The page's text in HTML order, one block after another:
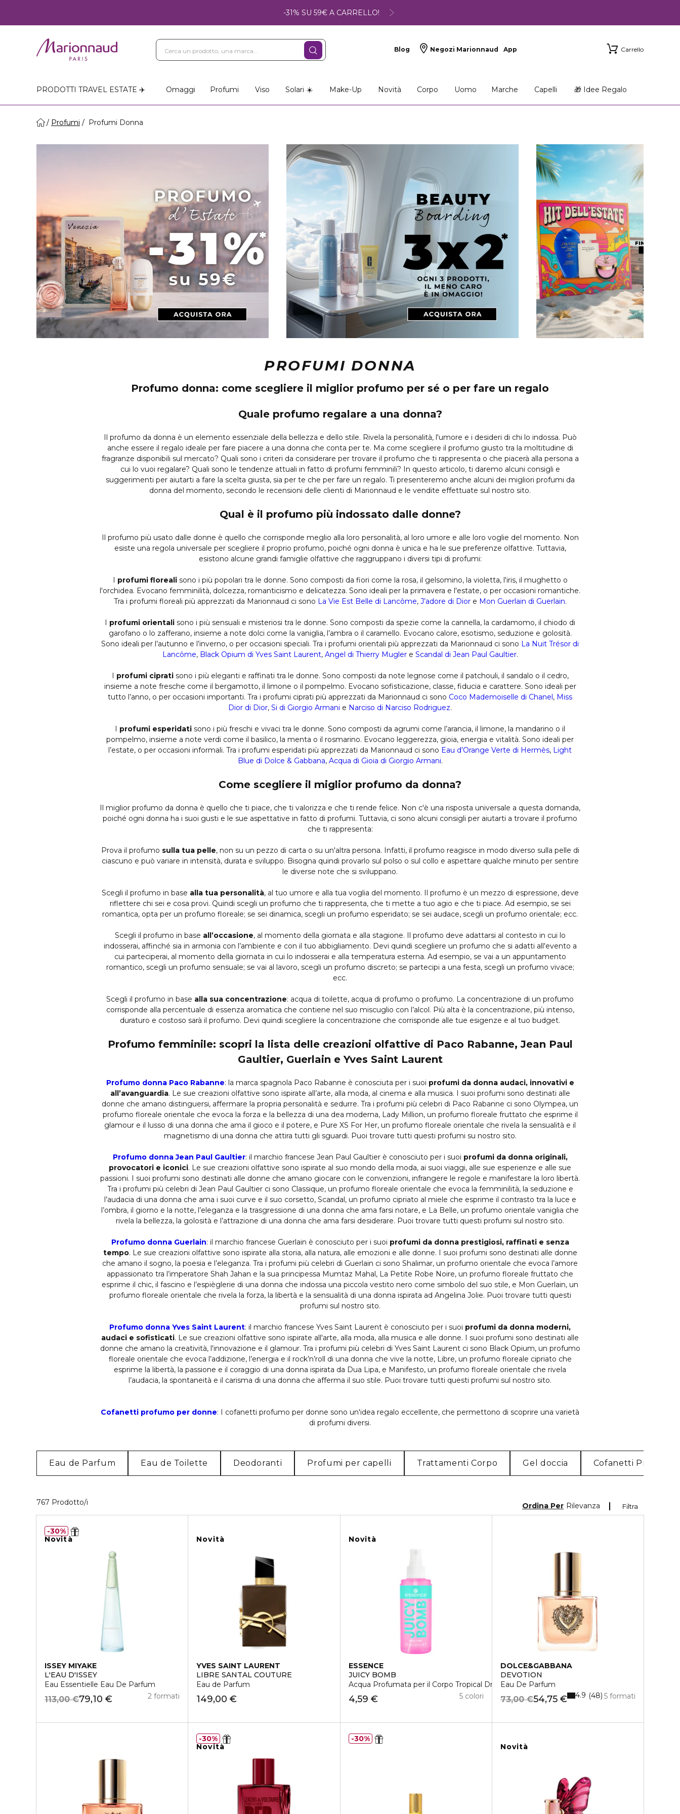
-31% SU 59€ A CARRELLO!
Blog Negozi Marionnaud App Carrello
PRODOTTI TRAVEL ESTATE ✈️
Omaggi Profumi Viso Solari ☀️ Make-Up Novità Corpo Uomo Marche Capelli 🎁 Idee Regalo
Profumi Profumi Donna
PROFUMI DONNA
Profumo donna: come scegliere il miglior profumo per sé o per fare un regalo
Quale profumo regalare a una donna?
Il profumo da donna è un elemento essenziale della bellezza e dello stile. Rivela la personalità, l'umore e i desideri di chi lo indossa. Può
anche essere il regalo ideale per fare piacere a una donna che conta per te. Ma come scegliere il profumo giusto tra la moltitudine di
fragranze disponibili sul mercato? Quali sono i criteri da considerare per trovare il profumo che ti rappresenta o che piacerà alla persona a
cui lo vuoi regalare? Quali sono le tendenze attuali in fatto di profumi femminili? In questo articolo, ti daremo alcuni consigli e
suggerimenti per aiutarti a fare la scelta giusta, sia per te che per fare un regalo. Ti presenteremo anche alcuni dei migliori profumi da
donna del momento, secondo le recensioni delle clienti di Marionnaud e le vendite effettuate sul nostro sito.
Qual è il profumo più indossato dalle donne?
Il profumo più usato dalle donne è quello che corrisponde meglio alla loro personalità, al loro umore e alle loro voglie del momento. Non
esiste una regola universale per scegliere il proprio profumo, poiché ogni donna è unica e ha le sue preferenze olfattive. Tuttavia,
esistono alcune grandi famiglie olfattive che raggruppano i diversi tipi di profumi:
I profumi florealisono i più popolari tra le donne. Sono composti da fiori come la rosa, il gelsomino, la violetta, l'iris, il mughetto o
l'orchidea. Evocano femminilità, dolcezza, romanticismo e delicatezza. Sono ideali per la primavera e l'estate, o per occasioni romantiche.
Tra i profumi floreali più apprezzati da Marionnaud ci sono La Vie Est Belle di Lancôme, J’adore di Diore Mon Guerlain di Guerlain.
I profumi orientali sono i più sensuali e misteriosi tra le donne. Sono composti da spezie come la cannella, la cardamomo, il chiodo di
garofano o lo zafferano, insieme a note dolci come la vaniglia, l’ambra o il caramello. Evocano calore, esotismo, seduzione e golosità.
Sono ideali per l’autunno e l’inverno, o per occasioni speciali. Tra i profumi orientali più apprezzati da Marionnaud ci sono La Nuit Trésor di
Lancôme, Black Opium di Yves Saint Laurent, Angel di Thierry Muglere Scandal di Jean Paul Gaultier.
I profumi cipratisono i più eleganti e raffinati tra le donne. Sono composti da note legnose come il patchouli, il sandalo o il cedro,
insieme a note fresche come il bergamotto, il limone o il pompelmo. Evocano sofisticazione, classe, fiducia e carattere. Sono ideali per
tutto l’anno, o per occasioni importanti. Tra i profumi ciprati più apprezzati da Marionnaud ci sono Coco Mademoiselle di Chanel, Miss
Dior di Dior, Si di Giorgio Armani e Narciso di Narciso Rodriguez.
I profumi esperidati sono i più freschi e vivaci tra le donne. Sono composti da agrumi come l’arancia, il limone, la mandarino o il
pompelmo, insieme a note verdi come il basilico, la menta o il rosmarino. Evocano leggerezza, gioia, energia e vitalità. Sono ideali per
l’estate, o per occasioni informali. Tra i profumi esperidati più apprezzati da Marionnaud ci sono Eau d’Orange Verte di Hermès, Light
Blue di Dolce & Gabbana, Acqua di Gioia di Giorgio Armani.
Come scegliere il miglior profumo da donna?
Il miglior profumo da donna è quello che ti piace, che ti valorizza e che ti rende felice. Non c'è una risposta universale a questa domanda,
poiché ogni donna ha i suoi gusti e le sue aspettative in fatto di profumi. Tuttavia, ci sono alcuni consigli per aiutarti a trovare il profumo
che ti rappresenta:
Prova il profumo sulla tua pelle, non su un pezzo di carta o su un'altra persona. Infatti, il profumo reagisce in modo diverso sulla pelle di
ciascuno e può variare in intensità, durata e sviluppo. Bisogna quindi provarlo sul polso o sul collo e aspettare qualche minuto per sentire
le diverse note che si sviluppano.
Scegli il profumo in base alla tua personalità, al tuo umore e alla tua voglia del momento. Il profumo è un mezzo di espressione, deve
riflettere chi sei e cosa provi. Quindi scegli un profumo che ti rappresenta, che ti mette a tuo agio e che ti piace. Ad esempio, se sei
romantica, opta per un profumo floreale; se sei dinamica, scegli un profumo esperidato; se sei audace, scegli un profumo orientale; ecc.
Scegli il profumo in base all’occasione, al momento della giornata e alla stagione. Il profumo deve adattarsi al contesto in cui lo
indosserai, affinché sia in armonia con l’ambiente e con il tuo abbigliamento. Devi quindi scegliere un profumo che si adatti all'evento a
cui parteciperai, al momento della giornata in cui lo indosserai e alla temperatura esterna. Ad esempio, se vai a un appuntamento
romantico, scegli un profumo sensuale; se vai al lavoro, scegli un profumo discreto; se partecipi a una festa, scegli un profumo vivace;
ecc.
Scegli il profumo in base alla sua concentrazione: acqua di toilette, acqua di profumo o profumo. La concentrazione di un profumo
corrisponde alla percentuale di essenza aromatica che contiene nel suo miscuglio con l’alcol. Più alta è la concentrazione, più intenso,
duraturo e costoso sarà il profumo. Devi quindi scegliere la concentrazione che corrisponde alle tue esigenze e al tuo budget.
Profumo femminile: scopri la lista delle creazioni olfattive di Paco Rabanne, Jean Paul
Gaultier, Guerlain e Yves Saint Laurent
Profumo donna Paco Rabanne: la marca spagnola Paco Rabanne è conosciuta per i suoi profumi da donna audaci, innovativi e
all’avanguardia. Le sue creazioni olfattive sono ispirate all’arte, alla moda, al cinema e alla musica. I suoi profumi sono destinati alle
donne che amano distinguersi, affermare la propria personalità e sedurre. Tra i profumi più celebri di Paco Rabanne ci sono Olympea, un
profumo floreale orientale che evoca la forza e la bellezza di una dea moderna, Lady Million, un profumo floreale fruttato che esprime il
glamour e il lusso di una donna che ama il gioco e il potere, e Pure XS For Her, un profumo floreale orientale che rivela la sensualità e il
magnetismo di una donna che attira tutti gli sguardi. Puoi trovare tutti questi profumi su nostro sito.
Profumo donna Jean Paul Gaultier: il marchio francese Jean Paul Gaultier è conosciuto per i suoi profumi da donna originali,
provocatori e iconici. Le sue creazioni olfattive sono ispirate al suo mondo della moda, ai suoi viaggi, alle sue esperienze e alle sue
passioni. I suoi profumi sono destinati alle donne che amano giocare con le convenzioni, infrangere le regole e manifestare la loro libertà.
Tra i profumi più celebri di Jean Paul Gaultier ci sono Classique, un profumo floreale orientale che evoca la femminilità, la seduzione e
l’audacia di una donna che ama i suoi curve e il suo corsetto, Scandal, un profumo cipriato al miele che esprime il contrasto tra la luce e
l’ombra, il giorno e la notte, l’eleganza e la trasgressione di una donna che ama farsi notare, e La Belle, un profumo orientale vaniglia che
rivela la bellezza, la golosità e l’attrazione di una donna che ama farsi desiderare. Puoi trovare tutti questi profumi sul nostro sito.
Profumo donna Guerlain: il marchio francese Guerlain è conosciuto per i suoi profumi da donna prestigiosi, raffinati e senza
tempo. Le sue creazioni olfattive sono ispirate alla storia, alla natura, alle emozioni e alle donne. I suoi profumi sono destinati alle donne
che amano il sogno, la poesia e l’eleganza. Tra i profumi più celebri di Guerlain ci sono Shalimar, un profumo orientale che evoca l’amore
appassionato tra l’imperatore Shah Jahan e la sua principessa Mumtaz Mahal, La Petite Robe Noire, un profumo floreale fruttato che
esprime il chic, il fascino e l’espièglerie di una donna che indossa una piccola vestito nero come simbolo del suo stile, e Mon Guerlain, un
profumo floreale orientale che rivela la forza, la libertà e la sensualità di una donna ispirata ad Angelina Jolie. Puoi trovare tutti questi
profumi sul nostro sito.
Profumo donna Yves Saint Laurent: il marchio francese Yves Saint Laurent è conosciuto per i suoi profumi da donna moderni,
audaci e sofisticati. Le sue creazioni olfattive sono ispirate all'arte, alla moda, alla musica e alle donne. I suoi profumi sono destinati alle
donne che amano la creatività, l'innovazione e il glamour. Tra i profumi più celebri di Yves Saint Laurent ci sono Black Opium, un profumo
floreale orientale che evoca l’addizione, l’energia e il rock’n’roll di una donna che vive la notte, Libre, un profumo floreale cipriato che
esprime la libertà, la passione e il coraggio di una donna ispirata da Dua Lipa, e Manifesto, un profumo floreale orientale che rivela
l’audacia, la spontaneità e il carisma di una donna che afferma il suo stile. Puoi trovare tutti questi profumi sul nostro sito.
Cofanetti profumo per donne: I cofanetti profumo per donne sono un'idea regalo eccellente, che permettono di scoprire una varietà
di profumi diversi.
Eau de Parfum Eau de Toilette Deodoranti Profumi per capelli Trattamenti Corpo Gel doccia Cofanetti Profumi
767 Prodotto/i Filtra
Ordina Per Rilevanza
Novità
ISSEY MIYAKE
L'EAU D'ISSEY
Eau Essentielle Eau De Parfum
79,10 €
113,00 € 2 formati
30%
Novità
YVES SAINT LAURENT
LIBRE SANTAL COUTURE
Eau de Parfum
149,00 €
Novità
ESSENCE
JUICY BOMB
Acqua Profumata per il Corpo Tropical Drop
4,59 € 5 colori
DOLCE&GABBANA
DEVOTION
Eau De Parfum
54,75 €
73,00 € 5 formati
4.9 48
Novità
30%
30%
Novità